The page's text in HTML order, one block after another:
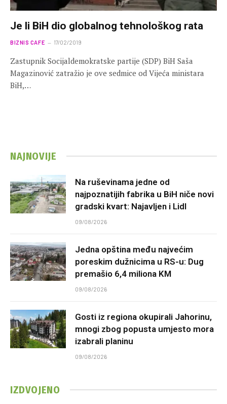
Je li BiH dio globalnog tehnološkog rata
BIZNIS CAFE 17/02/2019
Zastupnik Socijaldemokratske partije (SDP) BiH Saša
Magazinović zatražio je ove sedmice od Vijeća ministara
BiH,…
NAJNOVIJE
Na ruševinama jedne od
najpoznatijih fabrika u BiH niče novi
gradski kvart: Najavljen i Lidl
09/08/2026
Jedna opština među najvećim
poreskim dužnicima u RS-u: Dug
premašio 6,4 miliona KM
09/08/2026
Gosti iz regiona okupirali Jahorinu,
mnogi zbog popusta umjesto mora
izabrali planinu
09/08/2026
IZDVOJENO